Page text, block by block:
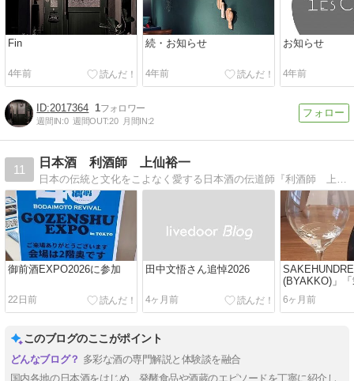
Fin
4年前
続・お知らせ
4年前
お知らせ
4年前
2017364 1
週間IN:0 週間OUT:20 月間IN:2
11
日本酒 利酒師 上仙裕一
御前酒EXPO2026に参加
22日前
田中文悟さん追悼2026
4ヶ月前
(BYAKKO)」
(NIKO)」「思
2026
6ヶ月前
このブログのここがポイント
多彩な酒の専門解説と体験談を融合
国内各地の日本酒をはじめ、発酵食品や酒蔵のエピソードを丁寧に紹介し